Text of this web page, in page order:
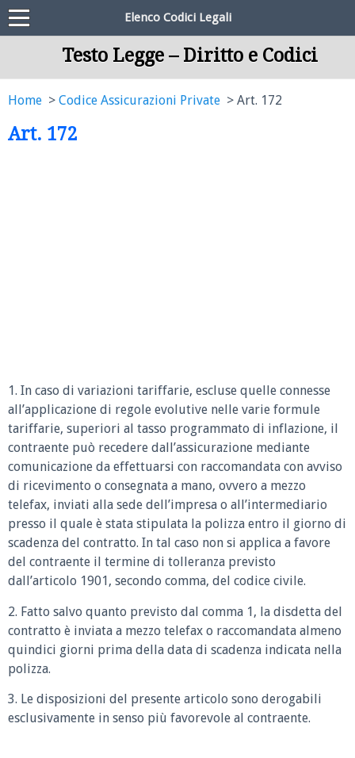
Elenco Codici Legali
Testo Legge – Diritto e Codici
Home Codice Assicurazioni Private Art. 172
Art. 172
1. In caso di variazioni tariffarie, escluse quelle connesse
all’applicazione di regole evolutive nelle varie formule
tariffarie, superiori al tasso programmato di inflazione, il
contraente può recedere dall’assicurazione mediante
comunicazione da effettuarsi con raccomandata con avviso
di ricevimento o consegnata a mano, ovvero a mezzo
telefax, inviati alla sede dell’impresa o all’intermediario
presso il quale è stata stipulata la polizza entro il giorno di
scadenza del contratto. In tal caso non si applica a favore
del contraente il termine di tolleranza previsto
dall’articolo 1901, secondo comma, del codice civile.
2. Fatto salvo quanto previsto dal comma 1, la disdetta del
contratto è inviata a mezzo telefax o raccomandata almeno
quindici giorni prima della data di scadenza indicata nella
polizza.
3. Le disposizioni del presente articolo sono derogabili
esclusivamente in senso più favorevole al contraente.